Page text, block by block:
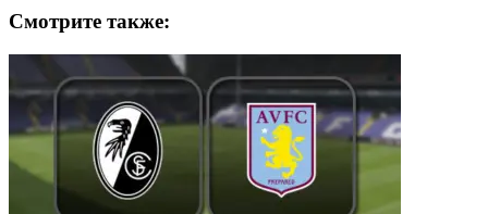
Смотрите также: